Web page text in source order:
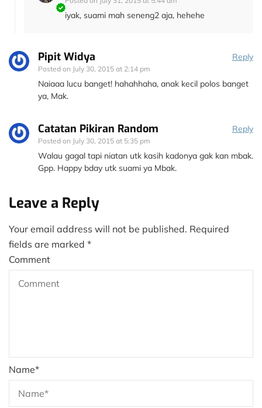
iyak, suami mah seneng2 aja, hehehe
Pipit Widya
Posted on July 30, 2015 at 2:14 pm
Reply
Naiaaa lucu banget! hahahhaha, anak kecil polos banget
ya, Mak.
Catatan Pikiran Random
Posted on July 30, 2015 at 5:35 pm
Reply
Walau gagal tapi niatan utk kasih kadonya gak kan mbak.
Gpp. Happy bday utk suami ya Mbak.
Leave a Reply
Your email address will not be published. Required
fields are marked *
Comment
Name*